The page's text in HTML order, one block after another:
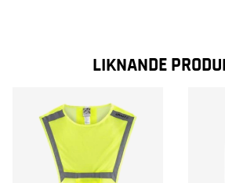
LIKNANDE